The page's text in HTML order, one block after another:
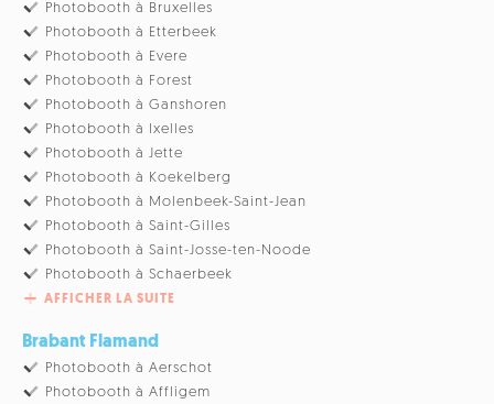
Photobooth à Bruxelles
Photobooth à Etterbeek
Photobooth à Evere
Photobooth à Forest
Photobooth à Ganshoren
Photobooth à Ixelles
Photobooth à Jette
Photobooth à Koekelberg
Photobooth à Molenbeek-Saint-Jean
Photobooth à Saint-Gilles
Photobooth à Saint-Josse-ten-Noode
Photobooth à Schaerbeek
AFFICHER LA SUITE
Brabant Flamand
Photobooth à Aerschot
Photobooth à Affligem